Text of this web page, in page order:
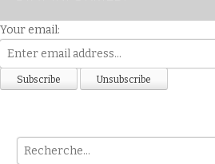
Your email:
Rech